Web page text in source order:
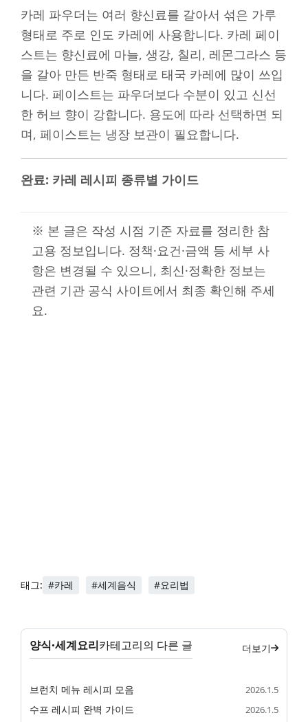
카레 파우더는 여러 향신료를 갈아서 섞은 가루
형태로 주로 인도 카레에 사용합니다. 카레 페이
스트는 향신료에 마늘, 생강, 칠리, 레몬그라스 등
을 갈아 만든 반죽 형태로 태국 카레에 많이 쓰입
니다. 페이스트는 파우더보다 수분이 있고 신선
한 허브 향이 강합니다. 용도에 따라 선택하면 되
며, 페이스트는 냉장 보관이 필요합니다.
완료: 카레 레시피 종류별 가이드
※ 본 글은 작성 시점 기준 자료를 정리한 참
고용 정보입니다. 정책·요건·금액 등 세부 사
항은 변경될 수 있으니, 최신·정확한 정보는
관련 기관 공식 사이트에서 최종 확인해 주세
요.
태그: #카레 #세계음식 #요리법
양식·세계요리카테고리의 다른 글 더보기
브런치 메뉴 레시피 모음 2026.1.5
수프 레시피 완벽 가이드 2026.1.5